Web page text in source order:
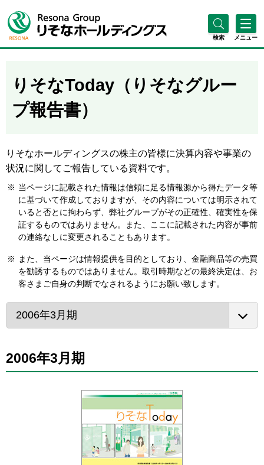
検索 メニュー
りそなToday（りそなグルー
プ報告書）
りそなホールディングスの株主の皆様に決算内容や事業の
状況に関してご報告している資料です。
※ 当ページに記載された情報は信頼に足る情報源から得たデータ等
に基づいて作成しておりますが、その内容については明示されて
いると否とに拘わらず、弊社グループがその正確性、確実性を保
証するものではありません。また、ここに記載された内容が事前
の連絡なしに変更されることもあります。
※
また、当ページは情報提供を目的としており、金融商品等の売買
を勧誘するものではありません。取引時期などの最終決定は、お
客さまご自身の判断でなされるようにお願い致します。
2006年3月期